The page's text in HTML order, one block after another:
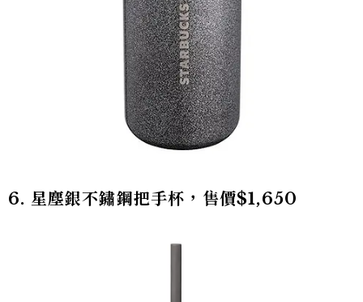
6. 星塵銀不鏽鋼把手杯，售價$1,650